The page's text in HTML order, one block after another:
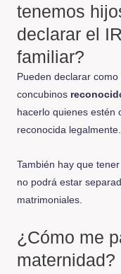
tenemos
declarar el
familiar?
Pueden declarar
concubinos
hacerlo quienes estén
reconocida legalmente.
También hay que
no podrá estar
matrimoniales.
¿Cómo me
maternidad?